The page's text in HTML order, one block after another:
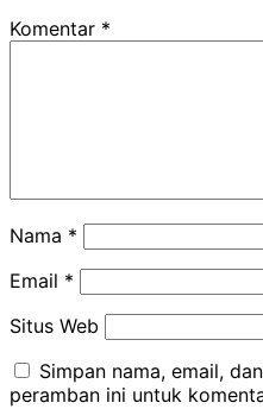
Komentar *
Nama *
Email *
Situs Web
Simpan nama, email,
peramban ini untuk